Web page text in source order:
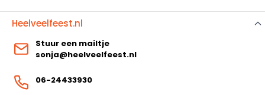
Heelveelfeest.nl
Stuur een mailtje
sonja@heelveelfeest.nl
06-24433930